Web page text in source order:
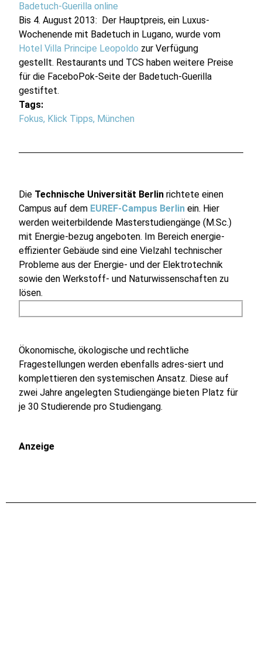
Badetuch-Guerilla online
Bis 4. August 2013: Der Hauptpreis, ein Luxus-
Wochenende mit Badetuch in Lugano, wurde vom
Hotel Villa Principe Leopoldo zur Verfügung
gestellt. Restaurants und TCS haben weitere Preise
für die FaceboPok-Seite der Badetuch-Guerilla
gestiftet.
Tags:
Fokus, Klick Tipps, München
Die Technische Universität Berlin richtete einen
Campus auf dem EUREF-Campus Berlin ein. Hier
werden weiterbildende Masterstudiengänge (M.Sc.)
mit Energie-bezug angeboten. Im Bereich energie-
effizienter Gebäude sind eine Vielzahl technischer
Probleme aus der Energie- und der Elektrotechnik
sowie den Werkstoff- und Naturwissenschaften zu
lösen.
Ökonomische, ökologische und rechtliche
Fragestellungen werden ebenfalls adres-siert und
komplettieren den systemischen Ansatz. Diese auf
zwei Jahre angelegten Studiengänge bieten Platz für
je 30 Studierende pro Studiengang.
Anzeige